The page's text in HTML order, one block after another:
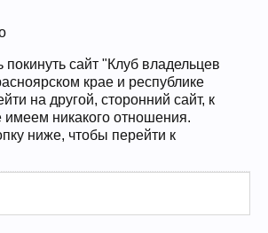
клуба:1.2 .3.4.5 .6.7.8.9.10
.18 .19.20.21.22.23.24.
16 Августа 2026 года, 11
покинуть сайт "Клуб владельцев
крае и республике
на другой, сторонний сайт, к
никакого отношения.
ниже, чтобы перейти к